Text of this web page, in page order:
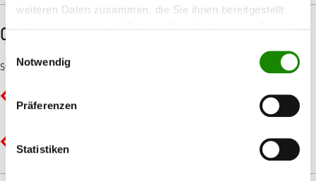
weiteren Daten zusammen, die Sie ihnen bereitgestellt
Notwendig
Präferenzen
Statistiken
CLP-/REACH-Hinweise
Symbole